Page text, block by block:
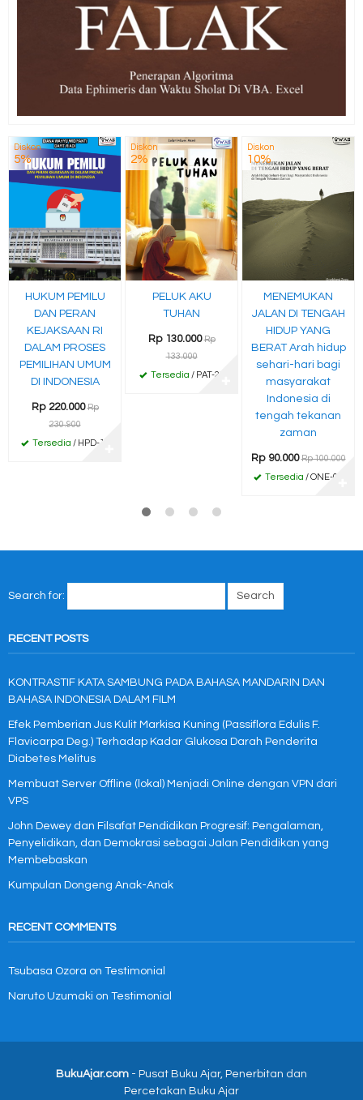
Diskon
5%
HUKUM PEMILU
DAN PERAN
KEJAKSAAN RI
DALAM PROSES
PEMILIHAN UMUM
DI INDONESIA
Rp 220.000 Rp
230.900
Tersedia / HPD-11
Diskon
2%
PELUK AKU
TUHAN
Rp 130.000 Rp
133.000
Tersedia / PAT-23
Diskon
10%
MENEMUKAN
JALAN DI TENGAH
HIDUP YANG
BERAT Arah hidup
sehari-hari bagi
masyarakat
Indonesia di
tengah tekanan
zaman
Rp 90.000 Rp 100.000
Tersedia / ONE-01
Search for:
RECENT POSTS
KONTRASTIF KATA SAMBUNG PADA BAHASA MANDARIN DAN
BAHASA INDONESIA DALAM FILM
Efek Pemberian Jus Kulit Markisa Kuning (Passiflora Edulis F.
Flavicarpa Deg.) Terhadap Kadar Glukosa Darah Penderita
Diabetes Melitus
Membuat Server Offline (lokal) Menjadi Online dengan VPN dari
VPS
John Dewey dan Filsafat Pendidikan Progresif: Pengalaman,
Penyelidikan, dan Demokrasi sebagai Jalan Pendidikan yang
Membebaskan
Kumpulan Dongeng Anak-Anak
RECENT COMMENTS
Tsubasa Ozora on Testimonial
Naruto Uzumaki on Testimonial
BukuAjar.com - Pusat Buku Ajar, Penerbitan dan
Percetakan Buku Ajar